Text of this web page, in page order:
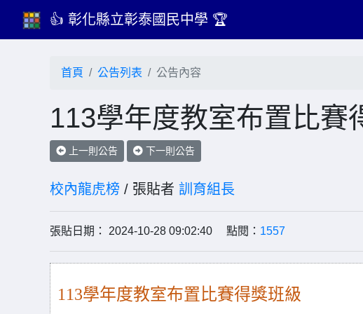
👍 彰化縣立彰泰國民中學 🏆
首頁 公告列表 公告內容
113學年度教室布置比賽
上一則公告 下一則公告
校內龍虎榜 / 張貼者 訓育組長
張貼日期： 2024-10-28 09:02:40 點閱： 1557
113學年度教室布置比賽得獎班級